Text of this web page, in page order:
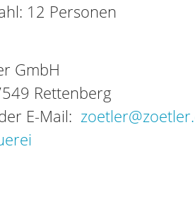
12 Personen
GmbH
Rettenberg
E-Mail: